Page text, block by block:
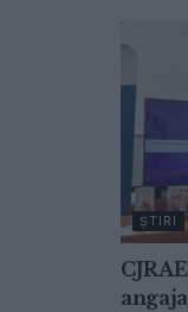
ŞTIRI